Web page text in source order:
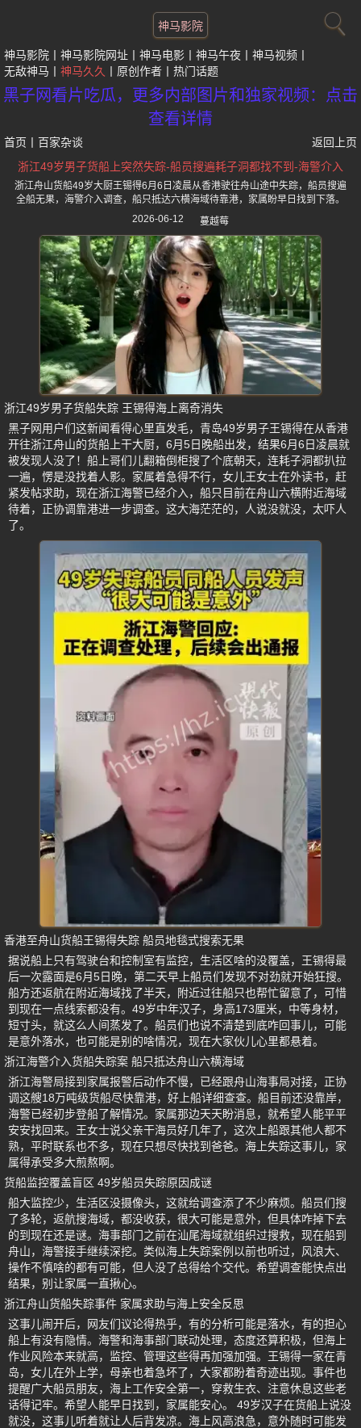
神马影院
神马影院 神马影院网址 神马电影 神马午夜
神马视频
无敌神马
神马久久 原创作者 热门话题
黑子网看片吃瓜，更多内部图片和独家视频：点击
查看详情
首页 百家杂谈
返回上页
浙江49岁男子货船上突然失踪-船员搜遍耗子洞都找不到-海警介入
浙江舟山货船49岁大厨王锡得6月6日凌晨从香港驶往舟山途中失踪，船员搜遍
全船无果，海警介入调查，船只抵达六横海域待靠港，家属盼早日找到下落。
2026-06-12
蔓越莓
浙江49岁男子货船失踪 王锡得海上离奇消失
黑子网用户们这新闻看得心里直发毛，青岛49岁男子王锡得在从香港
开往浙江舟山的货船上干大厨，6月5日晚船出发，结果6月6日凌晨就
被发现人没了！船上哥们儿翻箱倒柜搜了个底朝天，连耗子洞都扒拉
一遍，愣是没找着人影。家属着急得不行，女儿王女士在外读书，赶
紧发帖求助，现在浙江海警已经介入，船只目前在舟山六横附近海域
待着，正协调靠港进一步调查。这大海茫茫的，人说没就没，太吓人
了。
香港至舟山货船王锡得失踪 船员地毯式搜索无果
据说船上只有驾驶台和控制室有监控，生活区啥的没覆盖，王锡得最
后一次露面是6月5日晚，第二天早上船员们发现不对劲就开始狂搜。
船方还返航在附近海域找了半天，附近过往船只也帮忙留意了，可惜
到现在一点线索都没有。49岁中年汉子，身高173厘米，中等身材，
短寸头，就这么人间蒸发了。船员们也说不清楚到底咋回事儿，可能
是意外落水，也可能是别的啥情况，现在大家伙儿心里都悬着。
浙江海警介入货船失踪案 船只抵达舟山六横海域
浙江海警局接到家属报警后动作不慢，已经跟舟山海事局对接，正协
调这艘18万吨级货船尽快靠港，好上船详细查查。船目前还没靠岸，
海警已经初步登船了解情况。家属那边天天盼消息，就希望人能平平
安安找回来。王女士说父亲干海员好几年了，这次上船跟其他人都不
熟，平时联系也不多，现在只想尽快找到爸爸。海上失踪这事儿，家
属得承受多大煎熬啊。
货船监控覆盖盲区 49岁船员失踪原因成谜
船大监控少，生活区没摄像头，这就给调查添了不少麻烦。船员们搜
了多轮，返航搜海域，都没收获，很大可能是意外，但具体咋掉下去
的到现在还是谜。海事部门之前在汕尾海域就组织过搜救，现在船到
舟山，海警接手继续深挖。类似海上失踪案例以前也听过，风浪大、
操作不慎啥的都有可能，但人没了总得给个交代。希望调查能快点出
结果，别让家属一直揪心。
浙江舟山货船失踪事件 家属求助与海上安全反思
这事儿闹开后，网友们议论得热乎，有的分析可能是落水，有的担心
船上有没有隐情。海警和海事部门联动处理，态度还算积极，但海上
作业风险本来就高，监控、管理这些得再加强加强。王锡得一家在青
岛，女儿在外上学，母亲也着急坏了，大家都盼着奇迹出现。事件也
提醒广大船员朋友，海上工作安全第一，穿救生衣、注意休息这些老
话得记牢。希望人能早日找到，家属能安心。 49岁汉子在货船上说没
就没，这事儿听着就让人后背发凉。海上风高浪急，意外随时可能发